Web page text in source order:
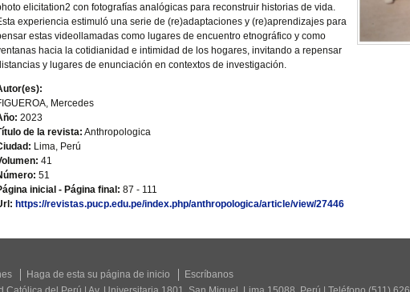
elicitation2 con fotografías analógicas para reconstruir historias de vida.
experiencia estimuló una serie de (re)adaptaciones y (re)aprendizajes para
estas videollamadas como lugares de encuentro etnográfico y como
hacia la cotidianidad e intimidad de los hogares, invitando a repensar
y lugares de enunciación en contextos de investigación.
Mercedes
2023
de la revista: Anthropologica
Lima, Perú
41
51
inicial - Página final: 87 - 111
https://revistas.pucp.edu.pe/index.php/anthropologica/article/view/27446
Haga de esta su página de inicio
Escríbanos